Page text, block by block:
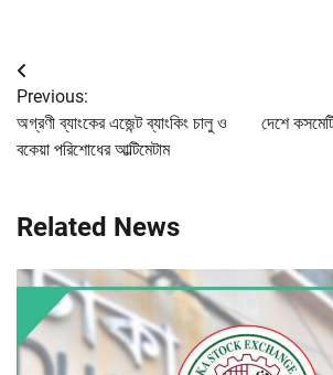
Post
navigation
Previous:
অগ্রণী ব্যাংকের এজেন্ট ব্যাংকিং চালু ও
বকেয়া পরিশোধের আল্টিমেটাম
দেশে
Related News